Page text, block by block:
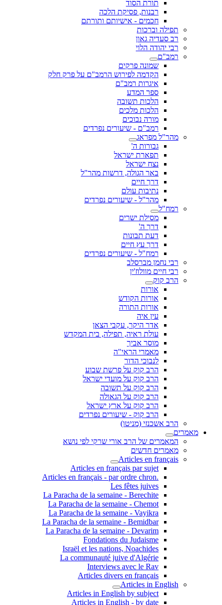
תורת הסוד
רבנות, פסיקת הלכה
חכמים - אישיותם ותורתם
תפילה וברכות
רב סעדיה גאון
רבי יהודה הלוי
רמב"ם
שמונה פרקים
הקדמה לפירוש הרמב"ם על פרק חלק
איגרות רמב"ם
ספר המדע
הלכות תשובה
הלכות מלכים
מורה נבוכים
רמב"ם - שיעורים נפרדים
מהר"ל מפראג
גבורות ה'
תפארת ישראל
נצח ישראל
באר הגולה, דרשות מהר"ל
דרך חיים
נתיבות עולם
מהר"ל - שיעורים נפרדים
רמח"ל
מסילת ישרים
דרך ה'
דעת תבונות
דרך עץ חיים
רמח"ל - שיעורים נפרדים
רבי נחמן מברסלב
רבי חיים מוולוז'ין
הרב קוק
אורות
אורות הקודש
אורות התורה
עין איה
אדר היקר, עקבי הצאן
עולת ראיה, תפילה, בית המקדש
מוסר אביך
מאמרי הראי"ה
לנבוכי הדור
הרב קוק על פרשת שבוע
הרב קוק על מועדי ישראל
הרב קוק על תשובה
הרב קוק על הגאולה
הרב קוק על ארץ ישראל
הרב קוק - שיעורים נפרדים
הרב אשכנזי (מניטו)
מאמרים
המאמרים של הרב אורי שרקי לפי נושא
מאמרים חדשים
Articles en français
Articles en français par sujet
.Articles en français - par ordre chron
Les fêtes juives
La Paracha de la semaine - Berechite
La Paracha de la semaine - Chemot
La Paracha de la semaine - Vayikra
La Paracha de la semaine - Bemidbar
La Paracha de la semaine - Devarim
Fondations du Judaisme
Israël et les nations, Noachides
La communauté juive d'Algérie
Interviews avec le Rav
Articles divers en français
Articles in English
Articles in English by subject
Articles in English - by date